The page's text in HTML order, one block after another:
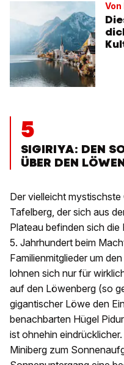
5
SIGIRIYA: DEN
ÜBER DEN
Der vielleicht mystischste
Tafelberg, der sich aus
Plateau befinden sich die
5. Jahrhundert beim
Familienmitglieder um
lohnen sich nur für
auf den Löwenberg (so
gigantischer Löwe den
benachbarten Hügel
ist ohnehin
Miniberg zum